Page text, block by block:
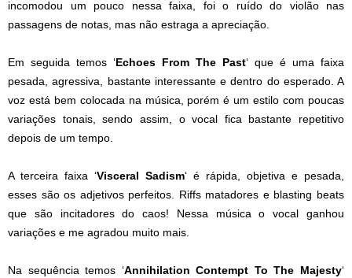
incomodou um pouco nessa faixa, foi o ruído do violão nas
passagens de notas, mas não estraga a apreciação.
Em seguida temos ‘Echoes From The Past‘ que é uma faixa
pesada, agressiva, bastante interessante e dentro do esperado. A
voz está bem colocada na música, porém é um estilo com poucas
variações tonais, sendo assim, o vocal fica bastante repetitivo
depois de um tempo.
A terceira faixa ‘Visceral Sadism‘ é rápida, objetiva e pesada,
esses são os adjetivos perfeitos. Riffs matadores e blasting beats
que são incitadores do caos! Nessa música o vocal ganhou
variações e me agradou muito mais.
Na sequência temos ‘Annihilation Contempt To The Majesty‘